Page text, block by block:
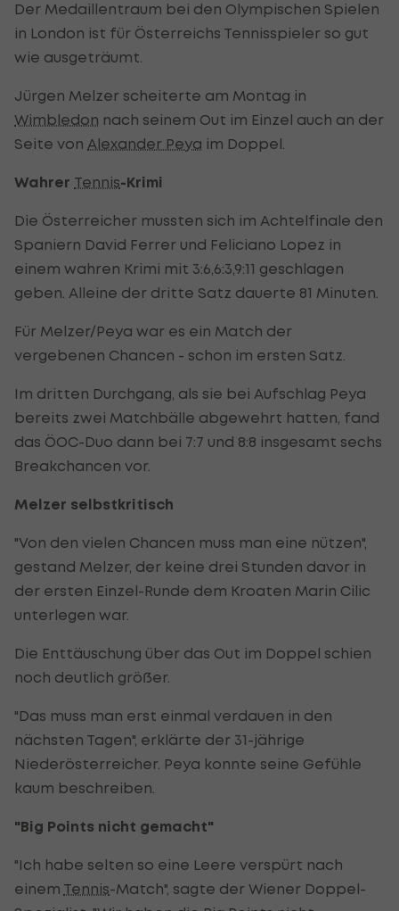
Der Medaillentraum bei den Olympischen Spielen
in London ist für Österreichs Tennisspieler so gut
wie ausgeträumt.
Jürgen Melzer scheiterte am Montag in
Wimbledon nach seinem Out im Einzel auch an der
Seite von Alexander Peya im Doppel.
Wahrer Tennis-Krimi
Die Österreicher mussten sich im Achtelfinale den
Spaniern David Ferrer und Feliciano Lopez in
einem wahren Krimi mit 3:6,6:3,9:11 geschlagen
geben. Alleine der dritte Satz dauerte 81 Minuten.
Für Melzer/Peya war es ein Match der
vergebenen Chancen - schon im ersten Satz.
Im dritten Durchgang, als sie bei Aufschlag Peya
bereits zwei Matchbälle abgewehrt hatten, fand
das ÖOC-Duo dann bei 7:7 und 8:8 insgesamt sechs
Breakchancen vor.
Melzer selbstkritisch
"Von den vielen Chancen muss man eine nützen",
gestand Melzer, der keine drei Stunden davor in
der ersten Einzel-Runde dem Kroaten Marin Cilic
unterlegen war.
Die Enttäuschung über das Out im Doppel schien
noch deutlich größer.
"Das muss man erst einmal verdauen in den
nächsten Tagen", erklärte der 31-jährige
Niederösterreicher. Peya konnte seine Gefühle
kaum beschreiben.
"Big Points nicht gemacht"
"Ich habe selten so eine Leere verspürt nach
einem Tennis-Match", sagte der Wiener Doppel-